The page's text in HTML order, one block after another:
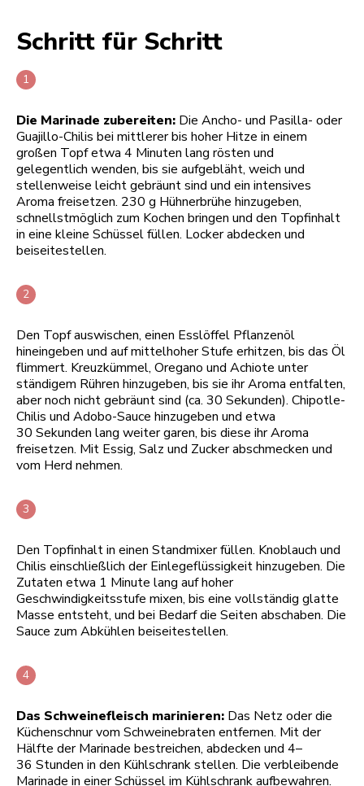
Schritt für Schritt
Die Marinade zubereiten: Die Ancho- und Pasilla- oder
Guajillo-Chilis bei mittlerer bis hoher Hitze in einem
großen Topf etwa 4 Minuten lang rösten und
gelegentlich wenden, bis sie aufgebläht, weich und
stellenweise leicht gebräunt sind und ein intensives
Aroma freisetzen. 230 g Hühnerbrühe hinzugeben,
schnellstmöglich zum Kochen bringen und den Topfinhalt
in eine kleine Schüssel füllen. Locker abdecken und
beiseitestellen.
Den Topf auswischen, einen Esslöffel Pflanzenöl
hineingeben und auf mittelhoher Stufe erhitzen, bis das Öl
flimmert. Kreuzkümmel, Oregano und Achiote unter
ständigem Rühren hinzugeben, bis sie ihr Aroma entfalten,
aber noch nicht gebräunt sind (ca. 30 Sekunden). Chipotle-
Chilis und Adobo-Sauce hinzugeben und etwa
30 Sekunden lang weiter garen, bis diese ihr Aroma
freisetzen. Mit Essig, Salz und Zucker abschmecken und
vom Herd nehmen.
Den Topfinhalt in einen Standmixer füllen. Knoblauch und
Chilis einschließlich der Einlegeflüssigkeit hinzugeben. Die
Zutaten etwa 1 Minute lang auf hoher
Geschwindigkeitsstufe mixen, bis eine vollständig glatte
Masse entsteht, und bei Bedarf die Seiten abschaben. Die
Sauce zum Abkühlen beiseitestellen.
Das Schweinefleisch marinieren: Das Netz oder die
Küchenschnur vom Schweinebraten entfernen. Mit der
Hälfte der Marinade bestreichen, abdecken und 4–
36 Stunden in den Kühlschrank stellen. Die verbleibende
Marinade in einer Schüssel im Kühlschrank aufbewahren.